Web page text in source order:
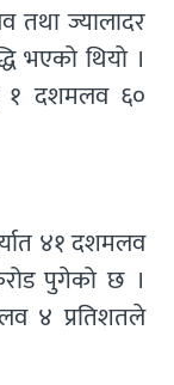
तथा ज्यालादर
भएको थियो ।
१ दशमलव ६०
४१ दशमलव
पुगेको छ ।
४ प्रतिशतले